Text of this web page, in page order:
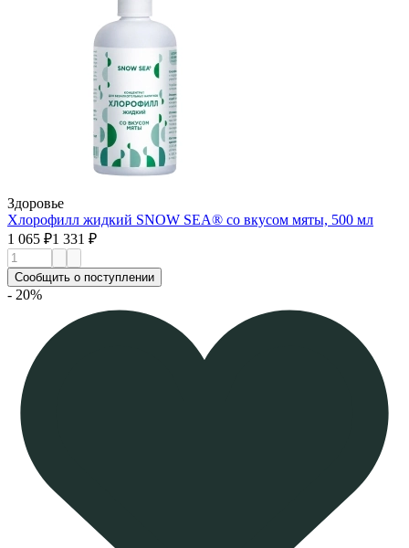
Здоровье
Хлорофилл жидкий SNOW SEA® со вкусом мяты, 500 мл
1 065 ₽1 331 ₽
Сообщить о поступлении
- 20%